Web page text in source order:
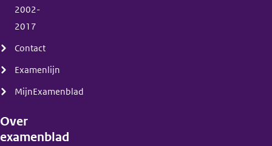
2002-
2017
Contact
Examenlijn
MijnExamenblad
Over
examenblad